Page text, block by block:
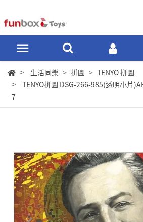
生活同樂 拼圖
TENYO 拼圖
TENYO拼圖 DSG-266-985(透明小片
7